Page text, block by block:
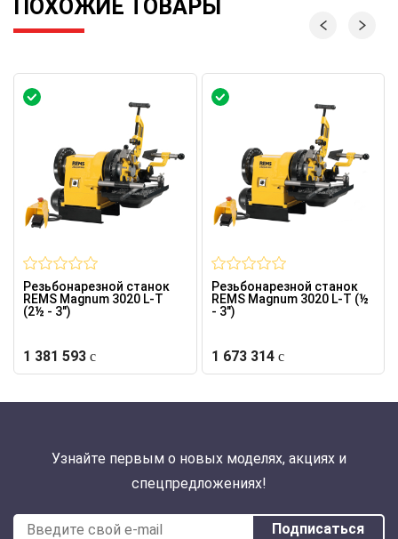
ПОХОЖИЕ ТОВАРЫ
Резьбонарезной станок
REMS Magnum 3020 L-T
(2½ - 3")
1 381 593
Резьбонарезной станок
REMS Magnum 3020 L-T (½
- 3")
1 673 314
Узнайте первым о новых моделях, акциях и
спецпредложениях!
Подписаться